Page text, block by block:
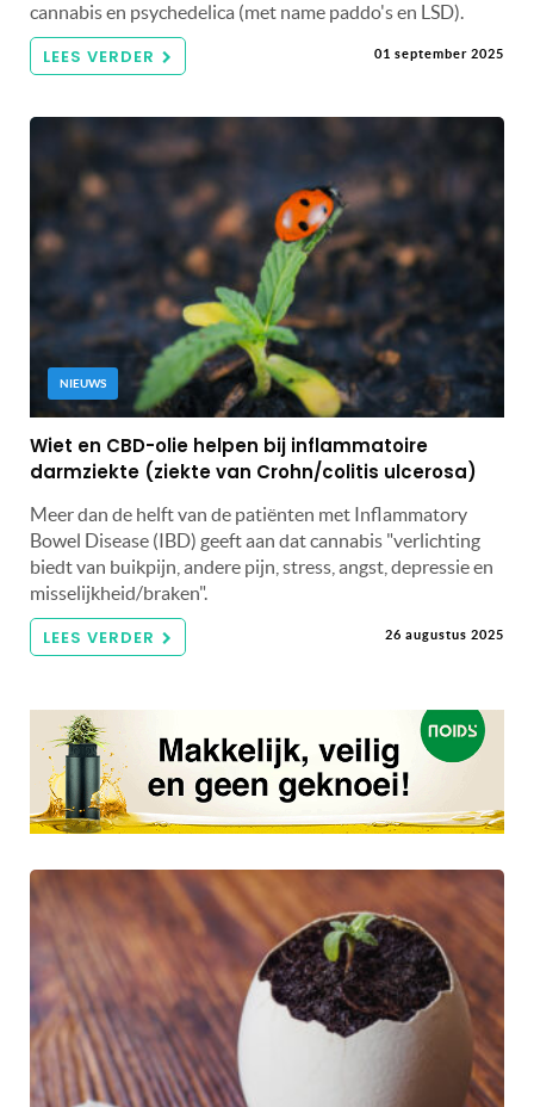
cannabis en psychedelica (met name paddo's en LSD).
LEES VERDER 01 september 2025
NIEUWS
Wiet en CBD-olie helpen bij inflammatoire
darmziekte (ziekte van Crohn/colitis ulcerosa)
Meer dan de helft van de patiënten met Inflammatory
Bowel Disease (IBD) geeft aan dat cannabis "verlichting
biedt van buikpijn, andere pijn, stress, angst, depressie en
misselijkheid/braken".
LEES VERDER 26 augustus 2025